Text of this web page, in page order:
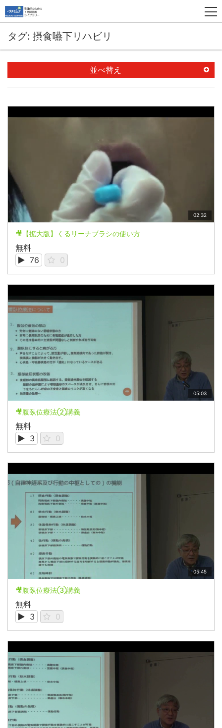
タグ: 摂食嚥下リハビリ
並べ替え
02:32
🎥【拡大版】くるリーナブラシの使い方
無料
76
0
05:03
🎥腹臥位療法②講義
無料
3
0
05:45
🎥腹臥位療法③講義
無料
3
0